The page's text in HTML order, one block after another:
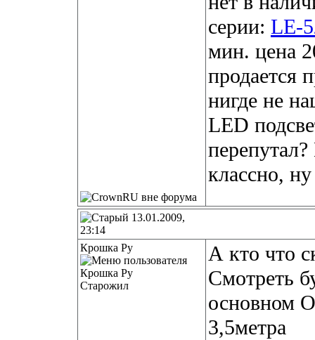
серии: LE-
мин. цена
продается
нигде не
LED
классно,
13.01.2009,
23:14
Крошка Ру
Старожил
А кто что
Смотреть
основном
3,5метра